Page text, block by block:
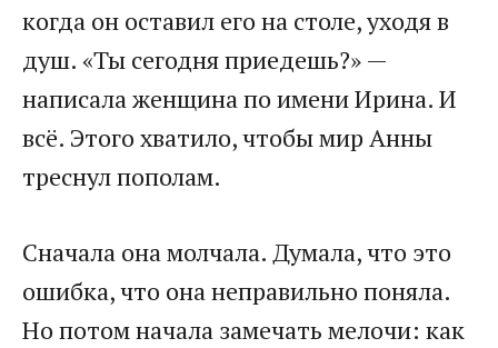
когда он оставил его на столе, уходя в
душ. «Ты сегодня приедешь?» —
написала женщина по имени Ирина. И
всё. Этого хватило, чтобы мир Анны
треснул пополам.
Сначала она молчала. Думала, что это
ошибка, что она неправильно поняла.
Но потом начала замечать мелочи: как